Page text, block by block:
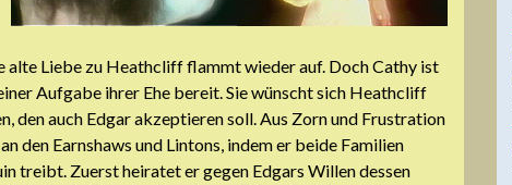
alte Liebe zu Heathcliff flammt wieder auf. Doch Cathy ist
Aufgabe ihrer Ehe bereit. Sie wünscht sich Heathcliff
den auch Edgar akzeptieren soll. Aus Zorn und Frustration
den Earnshaws und Lintons, indem er beide Familien
treibt. Zuerst heiratet er gegen Edgars Willen dessen